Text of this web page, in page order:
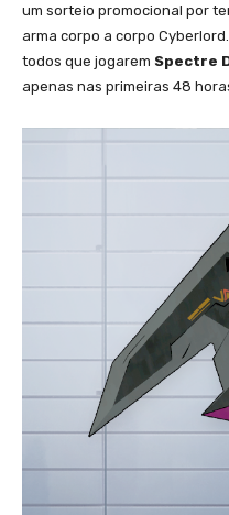
um sorteio promocional por
arma corpo a corpo
todos que jogarem Spectre
apenas nas primeiras 48